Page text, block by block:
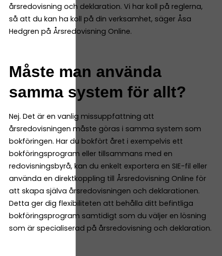
årsredovisning och deklaration. Vi har koll på reglerna,
så att du kan ha koll på din verksamhet, säger Åsa
Hedgren på Årsredovisning Online.
Måste man använda
samma system för allt?
Nej. Det är en vanlig missuppfattning att
årsredovisningen måste göras i samma system som
bokföringen. Har du bokfört året i exempelvis ett
bokföringsprogram eller tillsammans med en
redovisningsbyrå, kan du enkelt exportera en SIE-fil eller
använda en direktkoppling till Årsredovisning Online för
att skapa själva årsredovisningen och deklarationen.
Detta ger dig flexibiliteten att behålla ditt befintliga
bokföringsprogram samtidigt som du väljer en lösning
som är specialiserad på årsredovisning och deklaration.